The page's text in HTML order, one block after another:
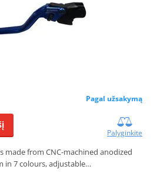
Pagal užsakymą
Palyginkite
made from CNC-machined anodized
in 7 colours, adjustable…